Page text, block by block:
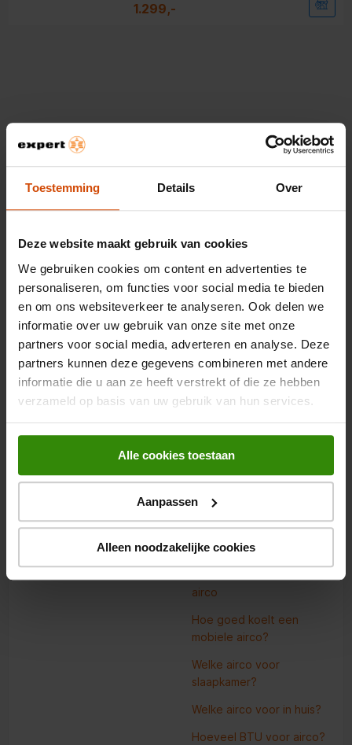
Toestemming Details Over
Deze website maakt gebruik van cookies
We gebruiken cookies om content en advertenties te
personaliseren, om functies voor social media te bieden
en om ons websiteverkeer te analyseren. Ook delen we
informatie over uw gebruik van onze site met onze
partners voor social media, adverteren en analyse. Deze
partners kunnen deze gegevens combineren met andere
informatie die u aan ze heeft verstrekt of die ze hebben
verzameld op basis van uw gebruik van hun services.
Alle cookies toestaan
Aanpassen
Alleen noodzakelijke cookies
1.299,-
Luchtkoeler / Aircooler
Meer airco's
Airco zonder slang
Stille airco
Advies over airco's
Advies over mobiele
airco's
Advies over split airco's
airco
Hoe goed koelt een
mobiele airco?
Welke airco voor
slaapkamer?
Welke airco voor in huis?
Hoeveel BTU voor airco?